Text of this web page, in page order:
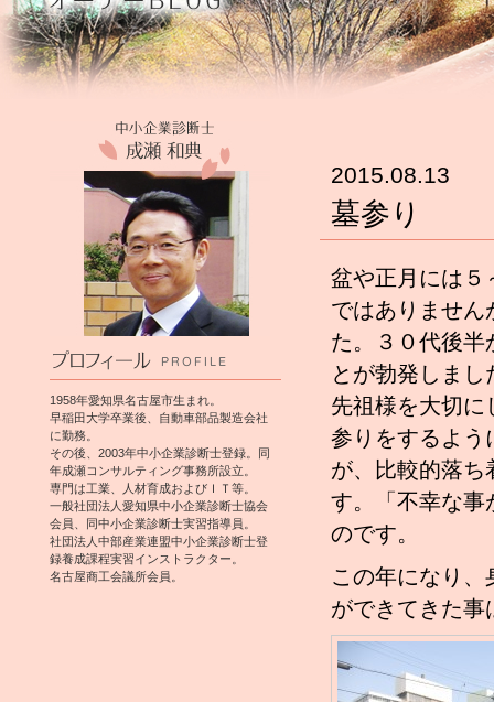
2015.08.13
墓参り
盆や正月には５
ではありません
た。３０代後半
とが勃発しま
先祖様を大切に
参りをするよう
が、比較的落ち
す。「不幸な事
のです。
この年になり
ができてきた事
1958年愛知県名古屋市生まれ。
早稲田大学卒業後、自動車部品製造会社
に勤務。
その後、2003年中小企業診断士登録。同
年成瀬コンサルティング事務所設立。
専門は工業、人材育成およびＩＴ等。
一般社団法人愛知県中小企業診断士協会
会員、同中小企業診断士実習指導員。
社団法人中部産業連盟中小企業診断士登
録養成課程実習インストラクター。
名古屋商工会議所会員。